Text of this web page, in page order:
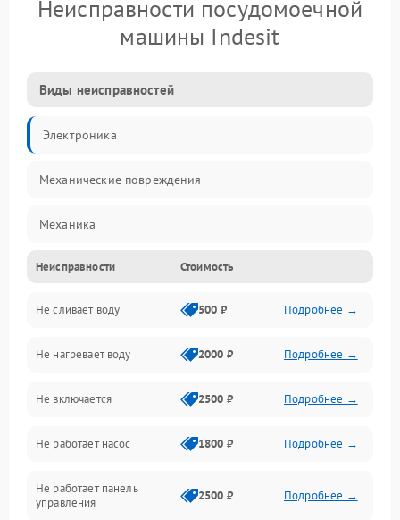
Неисправности посудомоечной
машины Indesit
Виды неисправностей
Электроника
Механические повреждения
Механика
Управление
Электропитание
Датчики
Нагрев
Вода
Гигиена
Неисправности Стоимость
Не сливает воду 500 ₽ Подробнее →
Не нагревает воду 2000 ₽ Подробнее →
Не включается 2500 ₽ Подробнее →
Не работает насос 1800 ₽ Подробнее →
Не работает панель
управления
2500 ₽ Подробнее →